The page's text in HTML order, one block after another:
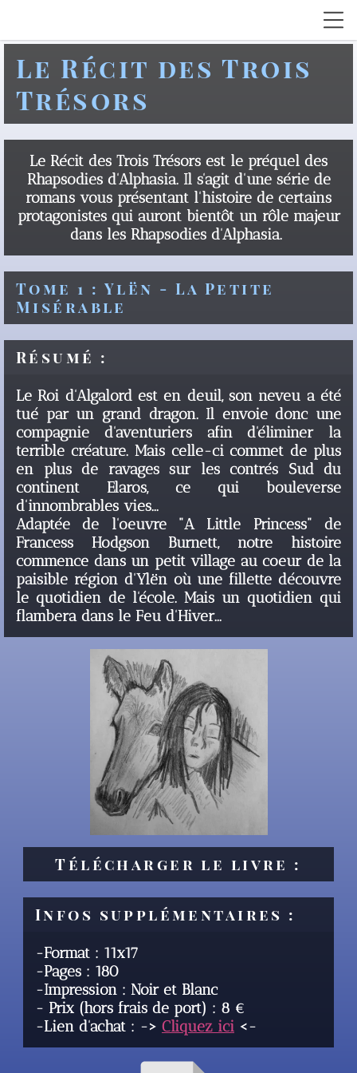
Le Récit des Trois
Trésors
Le Récit des Trois Trésors est le préquel des
Rhapsodies d'Alphasia. Il s'agit d'une série de
romans vous présentant l'histoire de certains
protagonistes qui auront bientôt un rôle majeur
dans les Rhapsodies d'Alphasia.
Tome 1 : Ylën - La Petite
Misérable
Résumé :
Le Roi d'Algalord est en deuil, son neveu a été
tué par un grand dragon. Il envoie donc une
compagnie d'aventuriers afin d'éliminer la
terrible créature. Mais celle-ci commet de plus
en plus de ravages sur les contrés Sud du
continent Elaros, ce qui bouleverse
d'innombrables vies...
Adaptée de l'oeuvre "A Little Princess" de
Francess Hodgson Burnett, notre histoire
commence dans un petit village au coeur de la
paisible région d'Ylën où une fillette découvre
le quotidien de l'école. Mais un quotidien qui
flambera dans le Feu d'Hiver...
Télécharger le livre :
Infos supplémentaires :
-Format : 11x17
-Pages : 180
-Impression : Noir et Blanc
- Prix (hors frais de port) : 8 €
-Lien d'achat : -> Cliquez ici <-